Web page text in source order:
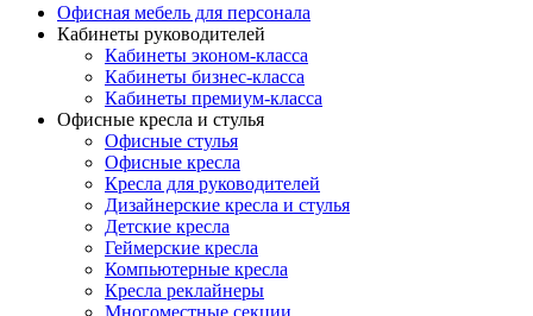
Офисная мебель для персонала
Кабинеты руководителей
Кабинеты эконом-класса
Кабинеты бизнес-класса
Кабинеты премиум-класса
Офисные кресла и стулья
Офисные стулья
Офисные кресла
Кресла для руководителей
Дизайнерские кресла и стулья
Детские кресла
Геймерские кресла
Компьютерные кресла
Кресла реклайнеры
Многоместные секции